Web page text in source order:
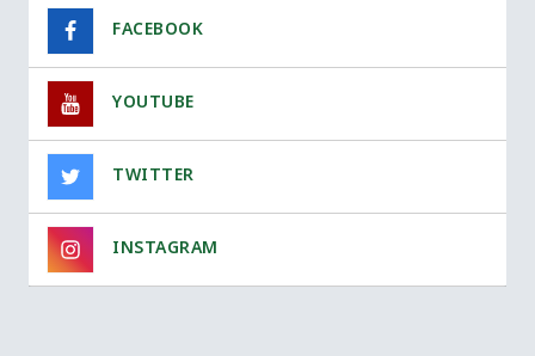
FACEBOOK
YOUTUBE
TWITTER
INSTAGRAM